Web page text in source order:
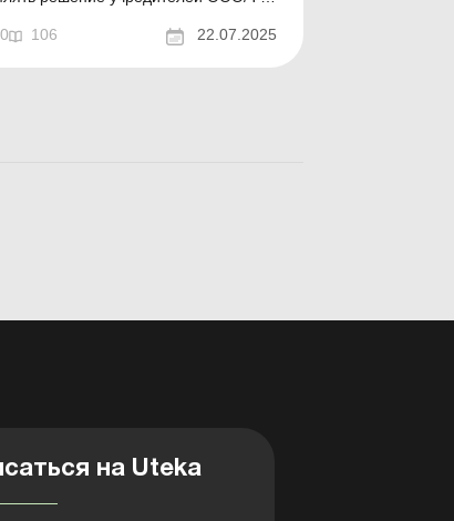
В статье на примере двух
ситуаций рассмотрим,
0 106 22.07.2025
на Uteka